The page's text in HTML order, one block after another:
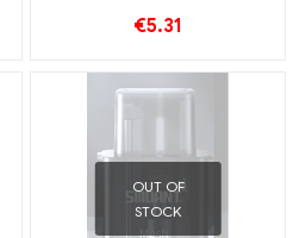
€5.31
OUT OF
STOCK